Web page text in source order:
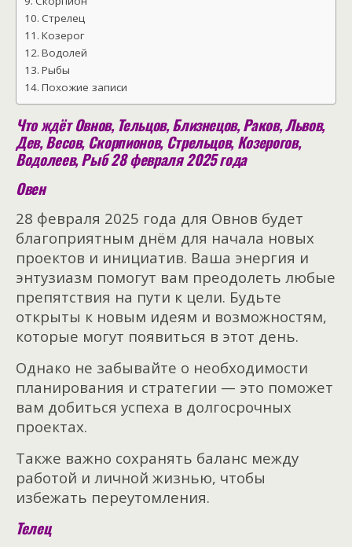
Стрелец
Козерог
Водолей
Рыбы
Похожие записи
Что ждёт Овнов, Тельцов, Близнецов, Раков, Львов,
Дев, Весов, Скорпионов, Стрельцов, Козерогов,
Водолеев, Рыб 28 февраля 2025 года
Овен
28 февраля 2025 года для Овнов будет
благоприятным днём для начала новых
проектов и инициатив. Ваша энергия и
энтузиазм помогут вам преодолеть любые
препятствия на пути к цели. Будьте
открыты к новым идеям и возможностям,
которые могут появиться в этот день.
Однако не забывайте о необходимости
планирования и стратегии — это поможет
вам добиться успеха в долгосрочных
проектах.
Также важно сохранять баланс между
работой и личной жизнью, чтобы
избежать переутомления.
Телец